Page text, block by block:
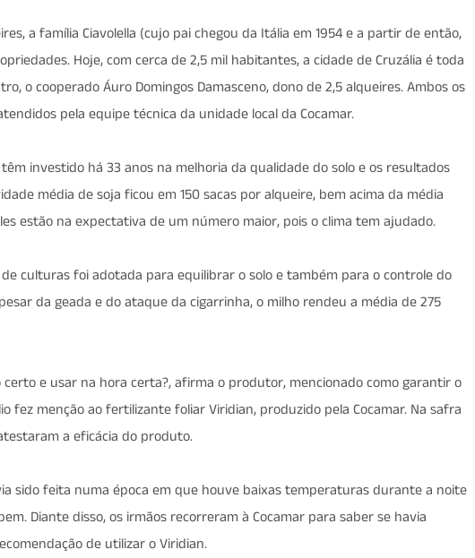
a família Ciavolella (cujo pai chegou da Itália em 1954 e a partir de então,
Hoje, com cerca de 2,5 mil habitantes, a cidade de Cruzália é toda
o cooperado Áuro Domingos Damasceno, dono de 2,5 alqueires. Ambos os
pela equipe técnica da unidade local da Cocamar.
têm investido há 33 anos na melhoria da qualidade do solo e os resultados
média de soja ficou em 150 sacas por alqueire, bem acima da média
estão na expectativa de um número maior, pois o clima tem ajudado.
culturas foi adotada para equilibrar o solo e também para o controle do
da geada e do ataque da cigarrinha, o milho rendeu a média de 275
e usar na hora certa?, afirma o produtor, mencionado como garantir o
fez menção ao fertilizante foliar Viridian, produzido pela Cocamar. Na safra
a eficácia do produto.
sido feita numa época em que houve baixas temperaturas durante a noite
Diante disso, os irmãos recorreram à Cocamar para saber se havia
de utilizar o Viridian.